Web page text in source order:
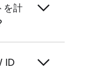
を計
ID